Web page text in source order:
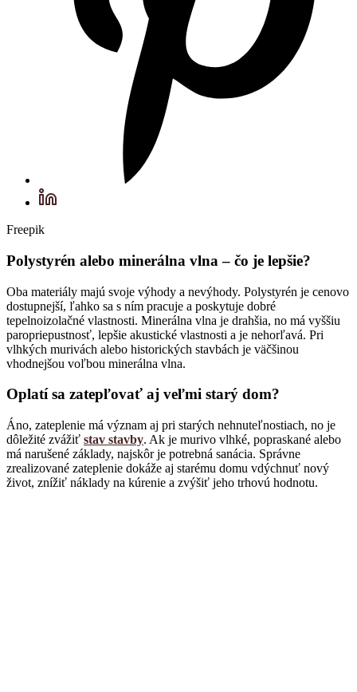
Freepik
Polystyrén alebo minerálna vlna – čo je lepšie?
Oba materiály majú svoje výhody a nevýhody. Polystyrén je cenovo
dostupnejší, ľahko sa s ním pracuje a poskytuje dobré
tepelnoizolačné vlastnosti. Minerálna vlna je drahšia, no má vyššiu
paropriepustnosť, lepšie akustické vlastnosti a je nehorľavá. Pri
vlhkých murivách alebo historických stavbách je väčšinou
vhodnejšou voľbou minerálna vlna.
Oplatí sa zatepľovať aj veľmi starý dom?
Áno, zateplenie má význam aj pri starých nehnuteľnostiach, no je
dôležité zvážiť stav stavby. Ak je murivo vlhké, popraskané alebo
má narušené základy, najskôr je potrebná sanácia. Správne
zrealizované zateplenie dokáže aj starému domu vdýchnuť nový
život, znížiť náklady na kúrenie a zvýšiť jeho trhovú hodnotu.